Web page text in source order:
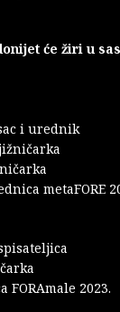
će žiri u
i urednik
metaFORE
FORAmale 2023.